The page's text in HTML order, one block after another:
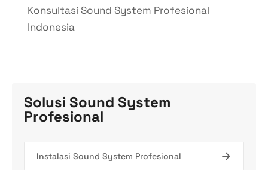
Solusi Sound System
Profesional
Instalasi Sound System Profesional